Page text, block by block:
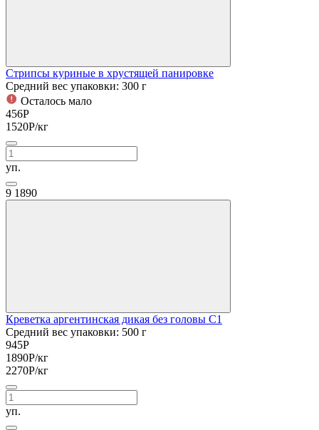
Стрипсы куриные в хрустящей панировке
Средний вес упаковки: 300 г
Осталось мало
456Р
1520Р/кг
уп.
9 1890
Креветка аргентинская дикая без головы С1
Средний вес упаковки: 500 г
945Р
1890Р/кг
2270Р/кг
уп.